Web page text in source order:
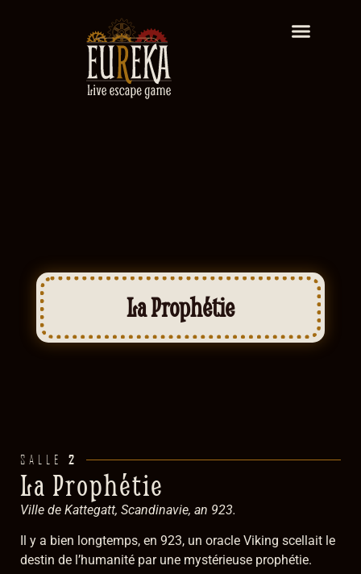
La Prophétie
SALLE 2
La Prophétie
Ville de Kattegatt, Scandinavie, an 923.
Il y a bien longtemps, en 923, un oracle Viking scellait le
destin de l’humanité par une mystérieuse prophétie.